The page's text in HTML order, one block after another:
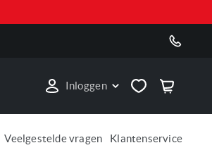
Inloggen
Veelgestelde vragen Klantenservice